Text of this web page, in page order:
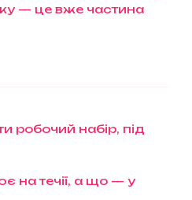
— це вже частина
робочий набір, під
на течії, а що — у